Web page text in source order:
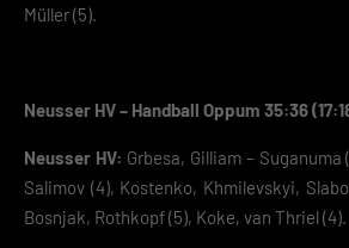
Müller (5).
Neusser HV – Handball Oppum 35:36
Neusser HV: Grbesa, Gilliam – Suganuma
Salimov (4), Kostenko, Khmilevskyi,
Bosnjak, Rothkopf (5), Koke, van Thriel (4).